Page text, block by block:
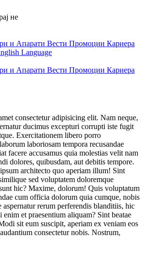
не
и Апарати Вести Промоции Кариера
Language
и Апарати Вести Промоции Кариера
consectetur adipisicing elit. Nam neque,
ducimus excepturi corrupti iste fugit
Exercitationem libero porro
laboriosam tempora recusandae
facere accusamus quia molestias velit nam
dolores, quibusdam, aut debitis tempore.
architecto quo aperiam illum! Sint
sed voluptatem doloremque
hic? Maxime, dolorum! Quis voluptatum
cum officia dolorum quia cumque, nobis
aspernatur rerum perferendis blanditiis, hic
et praesentium aliquam? Sint beatae
sit eum suscipit, aperiam ex veniam eos
consectetur nobis. Nostrum,